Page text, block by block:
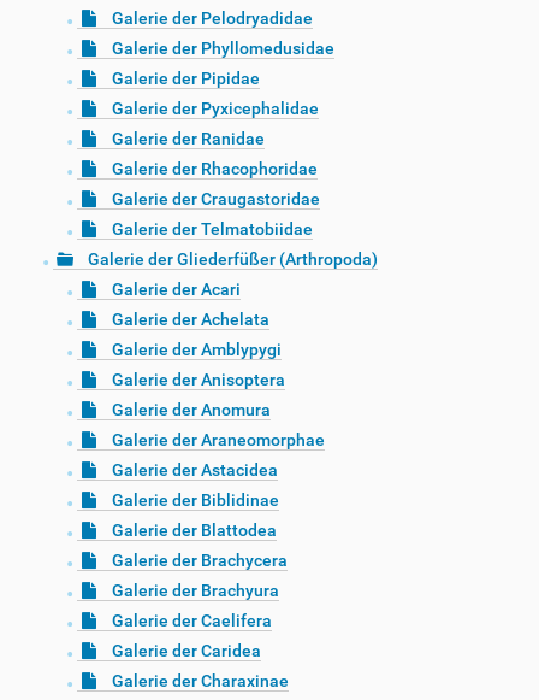
Galerie der Pelodryadidae
Galerie der Phyllomedusidae
Galerie der Pipidae
Galerie der Pyxicephalidae
Galerie der Ranidae
Galerie der Rhacophoridae
Galerie der Craugastoridae
Galerie der Telmatobiidae
Galerie der Gliederfüßer (Arthropoda)
Galerie der Acari
Galerie der Achelata
Galerie der Amblypygi
Galerie der Anisoptera
Galerie der Anomura
Galerie der Araneomorphae
Galerie der Astacidea
Galerie der Biblidinae
Galerie der Blattodea
Galerie der Brachycera
Galerie der Brachyura
Galerie der Caelifera
Galerie der Caridea
Galerie der Charaxinae